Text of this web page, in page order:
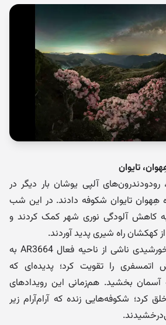
تایوان
آلپی یوشان بار دیگر در
متری کوه هِهوان تایوان شکوفه دادند. در این شب
کاهش آلودگی نوری شهر کمک کردند و
کهکشان راه شیری پدید آوردند.
در همان شب، طوفان خورشیدی ناشی از ناحیه فعال AR3664 به
را تقویت کرد؛ پدیده‌ای که
آسمان بخشید. هم‌زمانی این رویدادهای
کرد؛ شکوفه‌هایی زنده که آرام‌آرام زیر